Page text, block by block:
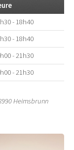
- 18h40
- 18h40
- 21h30
- 21h30
Heimsbrunn